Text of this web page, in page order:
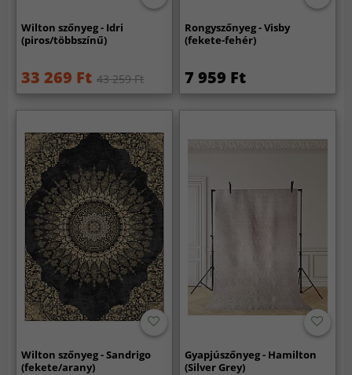
Wilton szőnyeg - Idri
(piros/többszínű)
33 269 Ft 43 259 Ft
Rongyszőnyeg - Visby
(fekete-fehér)
7 959 Ft
Wilton szőnyeg - Sandrigo
(fekete/arany)
Gyapjúszőnyeg - Hamilton
(Silver Grey)